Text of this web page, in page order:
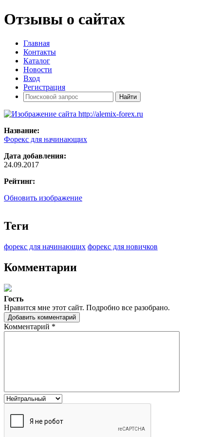
Отзывы о сайтах
Главная
Контакты
Каталог
Новости
Вход
Регистрация
Название:
Форекс для начинающих
Дата добавления:
24.09.2017
Рейтинг:
Обновить изображение
Теги
форекс для начинающих форекс для новичков
Комментарии
Гость
Нравится мне этот сайт. Подробно все разобрано.
Добавить комментарий
Комментарий *